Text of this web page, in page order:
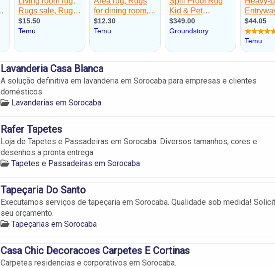
Lavanderia Casa Blanca
A solução definitiva em lavanderia em Sorocaba para empresas e clientes
domésticos
Lavanderias em Sorocaba
Rafer Tapetes
Loja de Tapetes e Passadeiras em Sorocaba. Diversos tamanhos, cores e
desenhos a pronta entrega.
Tapetes e Passadeiras em Sorocaba
Tapeçaria Do Santo
Executamos serviços de tapeçaria em Sorocaba. Qualidade sob medida!
seu orçamento.
Tapeçarias em Sorocaba
Casa Chic Decoracoes Carpetes E Cortinas
Carpetes residencias e corporativos em Sorocaba.